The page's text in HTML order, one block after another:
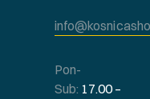
Pon-
Sub: 17.00 –